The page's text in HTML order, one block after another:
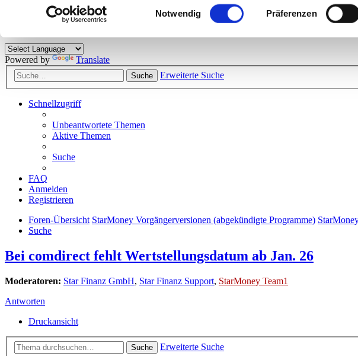
Einwilligungsauswahl
Notwendig Präferenzen
Kunden viele nützliche Hilfestellungen und interessante Tipps und Tricks. Stellen Sie Ihre
Powered by Translate
Suche Erweiterte Suche
Schnellzugriff
Unbeantwortete Themen
Aktive Themen
Suche
FAQ
Anmelden
Registrieren
Foren-Übersicht StarMoney Vorgängerversionen (abgekündigte Programme)
Suche
Bei comdirect fehlt Wertstellungsdatum ab Jan. 26
Moderatoren: Star Finanz GmbH, Star Finanz Support, StarMoney Team1
Antworten
Druckansicht
Suche Erweiterte Suche